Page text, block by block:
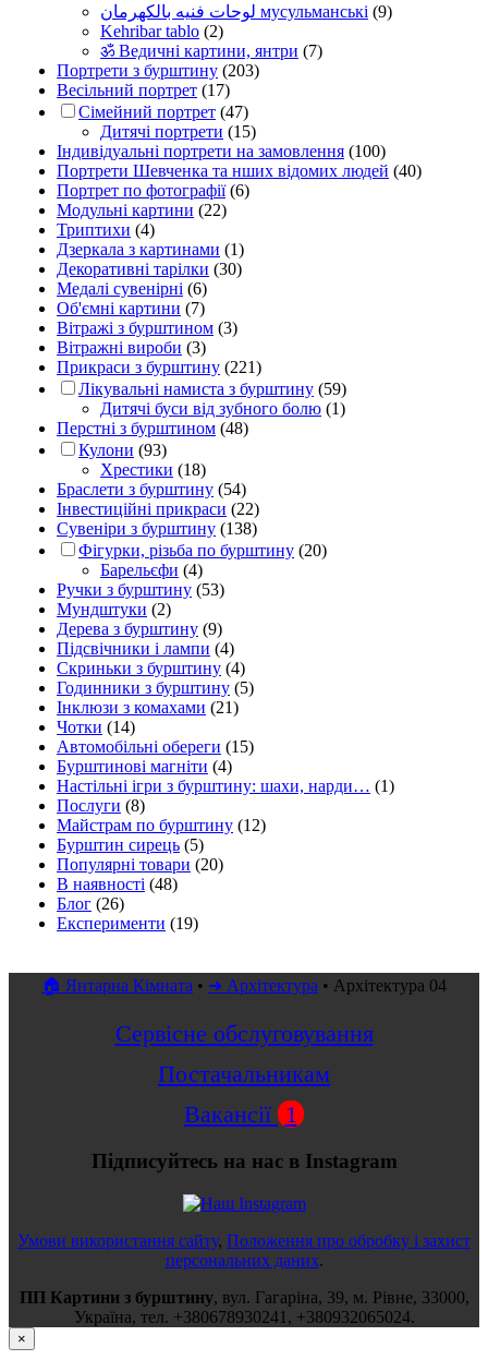
لوحات فنيه بالكهرمان мусульманські (9)
Kehribar tablo (2)
ॐ Ведичні картини, янтри (7)
Портрети з бурштину (203)
Весільний портрет (17)
Сімейний портрет (47)
Дитячі портрети (15)
Індивідуальні портрети на замовлення (100)
Портрети Шевченка та нших відомих людей (40)
Портрет по фотографії(6)
Модульні картини (22)
Триптихи (4)
Дзеркала з картинами (1)
Декоративні тарілки (30)
Медалі сувенірні (6)
Об'ємні картини (7)
Вітражі з бурштином (3)
Вітражні вироби (3)
Прикраси з бурштину (221)
Лікувальні намиста з бурштину (59)
Дитячі буси від зубного болю (1)
Перстні з бурштином (48)
Кулони (93)
Хрестики (18)
Браслети з бурштину (54)
Інвестиційні прикраси (22)
Сувеніри з бурштину (138)
Фігурки, різьба по бурштину (20)
Барельєфи (4)
Ручки з бурштину (53)
Мундштуки (2)
Дерева з бурштину (9)
Підсвічники і лампи (4)
Скриньки з бурштину (4)
Годинники з бурштину (5)
Інклюзи з комахами (21)
Чотки (14)
Автомобільні обереги (15)
Бурштинові магніти (4)
Настільні ігри з бурштину: шахи, нарди… (1)
Послуги (8)
Майстрам по бурштину (12)
Бурштин сирець (5)
Популярні товари (20)
В наявності (48)
Блог (26)
Експерименти (19)
🏠 Янтарна Кімната • ➜ Архітектура • Архітектура 04
Сервісне обслуговування
Постачальникам
Вакансії 1
Підписуйтесь на нас в Instagram
Умови використання сайту, Положення про обробку і захист
персональних даних.
ПП Картини з бурштину, вул. Гагаріна, 39, м. Рівне, 33000,
Україна, тел. +380678930241 , +380932065024.
×